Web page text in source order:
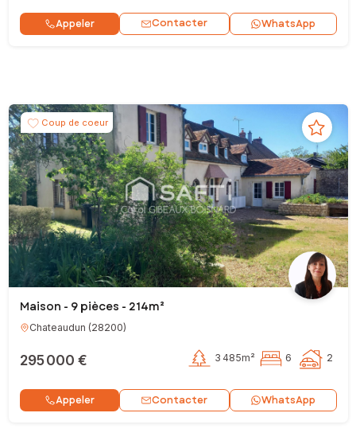
Appeler Contacter WhatsApp
Coup de coeur
Maison - 9 pièces - 214m²
Chateaudun (28200)
295 000 € 3 485m² 6 2
Appeler Contacter WhatsApp